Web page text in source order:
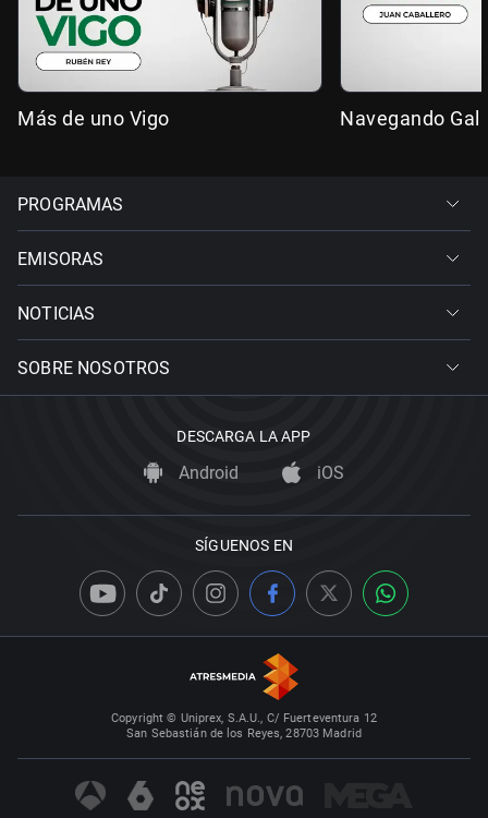
Más de uno Vigo Navegando
PROGRAMAS
EMISORAS
NOTICIAS
SOBRE NOSOTROS
DESCARGA LA APP
Android iOS
SÍGUENOS EN
Copyright © Uniprex, S.A.U., C/ Fuerteventura 12
San Sebastián de los Reyes, 28703 Madrid